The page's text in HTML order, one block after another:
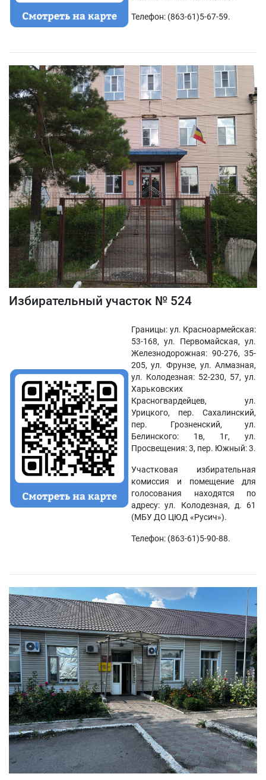
Телефон: (863-61)5-67-59.
Избирательный участок № 524
Границы: ул. Красноармейская:
53-168, ул. Первомайская, ул.
Железнодорожная: 90-276, 35-
205, ул. Фрунзе, ул. Алмазная,
ул. Колодезная: 52-230, 57, ул.
Харьковских
Красногвардейцев, ул.
Урицкого, пер. Сахалинский,
пер. Грозненский, ул.
Белинского: 1в, 1г, ул.
Просвещения: 3, пер. Южный: 3.
Участковая избирательная
комиссия и помещение для
голосования находятся по
адресу: ул. Колодезная, д. 61
(МБУ ДО ЦЮД «Русич»).
Телефон: (863-61)5-90-88.